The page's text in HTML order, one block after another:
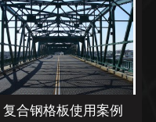
复合钢格板使用案例